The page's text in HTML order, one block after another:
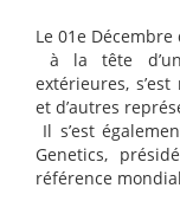
Le 01e
à la tête
extérieures,
et d’autres
Il s’est
Genetics,
référence